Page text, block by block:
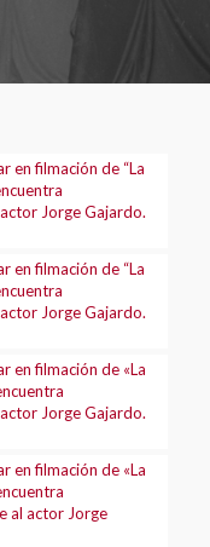
en filmación de “La
Jorge Gajardo.
en filmación de “La
Jorge Gajardo.
en filmación de «La
Jorge Gajardo.
en filmación de «La
al actor Jorge